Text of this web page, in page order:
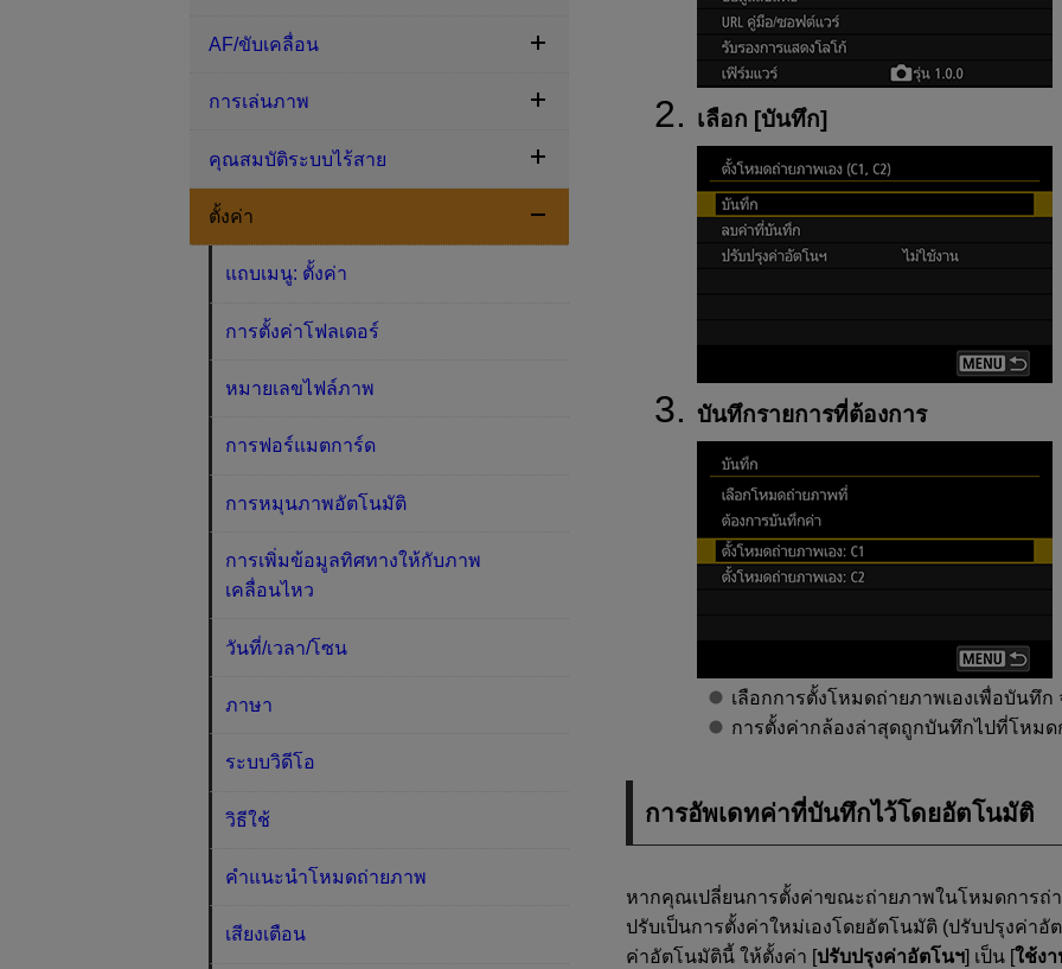
เลือก [บันทึก]
บันทึกรายการที่ต้องการ
เลือกการตั้งโหมดถ่ายภาพเองเพื่อบันทึก
การตั้งค่ากล้องล่าสุดถูกบันทึกไปที่โหมด
การอัพเดทค่าที่บันทึกไว้โดยอัตโนมัติ
หากคุณเปลี่ยนการตั้งค่าขณะถ่ายภาพในโหมดการถ่
ปรับเป็นการตั้งค่าใหม่เองโดยอัตโนมัติ (ปรับปรุงค่าอั
ค่าอัตโนมัตินี้ ให้ตั้งค่า [ปรับปรุงค่าอัตโนฯ] เป็น [ใช้ง
AF/ขับเคลื่อน
การเล่นภาพ
คุณสมบัติระบบไร้สาย
ตั้งค่า
แถบเมนู: ตั้งค่า
การตั้งค่าโฟลเดอร์
หมายเลขไฟล์ภาพ
การฟอร์แมตการ์ด
การหมุนภาพอัตโนมัติ
การเพิ่มข้อมูลทิศทางให้กับภาพ
เคลื่อนไหว
วันที่/เวลา/โซน
ภาษา
ระบบวิดีโอ
วิธีใช้
คำแนะนำโหมดถ่ายภาพ
เสียงเตือน